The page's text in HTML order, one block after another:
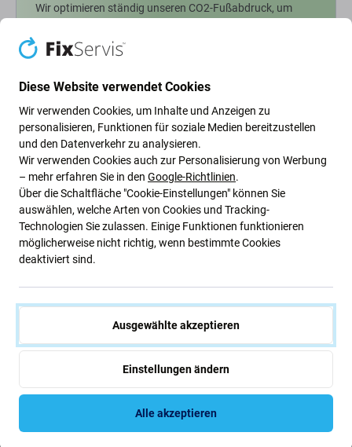
Wir optimieren ständig unseren CO2-Fußabdruck, um
wie wir unsere Prozesse anpassen, um unseren
Fußabdruck zu verringern.
Weiterlesen
Newsletter-Fix
Abonnieren Sie den regelmäßigen Newsletter über Rabatte und
Neuigkeiten.
Abonnieren
Rated Excellent
Over
Diese Website verwendet Cookies
Wir verwenden Cookies, um Inhalte und Anzeigen zu
personalisieren, Funktionen für soziale Medien bereitzustellen
und den Datenverkehr zu analysieren.
Wir verwenden Cookies auch zur Personalisierung von Werbung
– mehr erfahren Sie in den Google-Richtlinien.
Über die Schaltfläche "Cookie-Einstellungen" können Sie
auswählen, welche Arten von Cookies und Tracking-
Technologien Sie zulassen. Einige Funktionen funktionieren
möglicherweise nicht richtig, wenn bestimmte Cookies
deaktiviert sind.
Ausgewählte akzeptieren
Einstellungen ändern
Alle akzeptieren